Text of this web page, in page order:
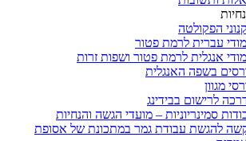
הפקולטה
עברית לרמת פטור
אנגלית לרמת פטור ושפות זרות
בשפה האנגלית
מגוון
לרישום בבידינג
סמינריוניות – מועדי הגשה והנחיות
להגשת עבודת גמר במתכונת של אסופת